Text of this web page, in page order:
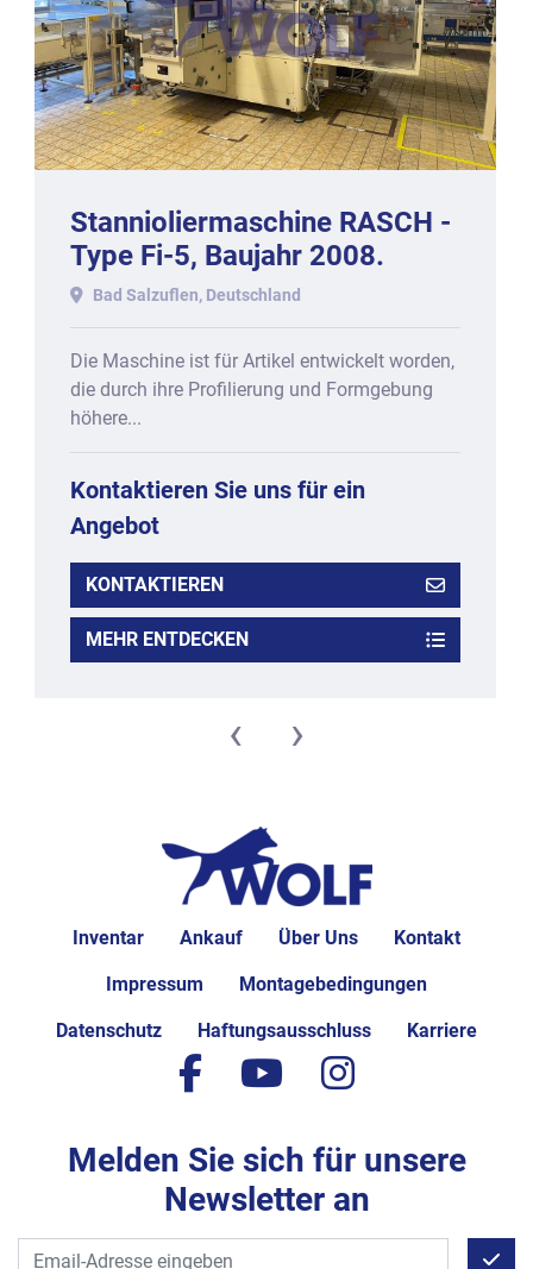
Stannioliermaschine RASCH -
Type Fi-5, Baujahr 2008.
Bad Salzuflen, Deutschland
Die Maschine ist für Artikel entwickelt worden,
die durch ihre Profilierung und Formgebung
höhere...
Kontaktieren Sie uns für ein
Angebot
KONTAKTIEREN
MEHR ENTDECKEN
‹ ›
Inventar Ankauf Über Uns Kontakt
Impressum Montagebedingungen
Datenschutz Haftungsausschluss Karriere
facebook
youtubeinstagram
Melden Sie sich für unsere
Newsletter an